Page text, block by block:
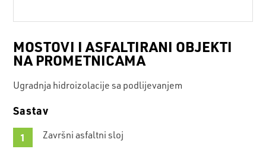
MOSTOVI I ASFALTIRANI OBJEKTI
NA PROMETNICAMA
Ugradnja hidroizolacije sa podlijevanjem
Sastav
Završni asfaltni sloj